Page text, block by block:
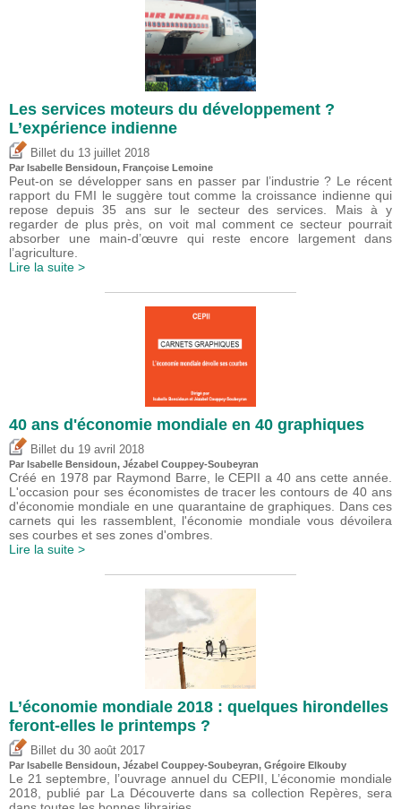
Les services moteurs du développement ?
L’expérience indienne
Billet du 13 juillet 2018
Par Isabelle Bensidoun, Françoise Lemoine
Peut-on se développer sans en passer par l’industrie ? Le récent
rapport du FMI le suggère tout comme la croissance indienne qui
repose depuis 35 ans sur le secteur des services. Mais à y
regarder de plus près, on voit mal comment ce secteur pourrait
absorber une main-d’œuvre qui reste encore largement dans
l’agriculture.
Lire la suite >
40 ans d'économie mondiale en 40 graphiques
Billet du 19 avril 2018
Par Isabelle Bensidoun, Jézabel Couppey-Soubeyran
Créé en 1978 par Raymond Barre, le CEPII a 40 ans cette année.
L'occasion pour ses économistes de tracer les contours de 40 ans
d'économie mondiale en une quarantaine de graphiques. Dans ces
carnets qui les rassemblent, l'économie mondiale vous dévoilera
ses courbes et ses zones d'ombres.
Lire la suite >
L’économie mondiale 2018 : quelques hirondelles
feront-elles le printemps ?
Billet du 30 août 2017
Par Isabelle Bensidoun, Jézabel Couppey-Soubeyran, Grégoire Elkouby
Le 21 septembre, l’ouvrage annuel du CEPII, L’économie mondiale
2018, publié par La Découverte dans sa collection Repères, sera